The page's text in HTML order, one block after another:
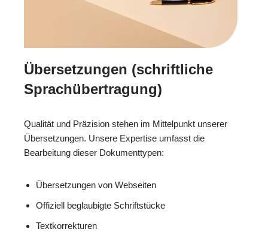
Übersetzungen (schriftliche
Sprachübertragung)
Qualität und Präzision stehen im Mittelpunkt unserer
Übersetzungen. Unsere Expertise umfasst die
Bearbeitung dieser Dokumenttypen:
Übersetzungen von Webseiten
Offiziell beglaubigte Schriftstücke
Textkorrekturen